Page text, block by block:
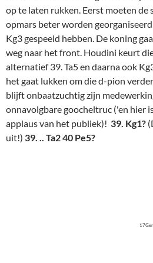
onnavolgbare goocheltruc ('en hier is
applaus van het publiek)!39. Kg1?
uit!) 39. .. Ta2 40 Pe5?
remise had kunnen maken met 40.